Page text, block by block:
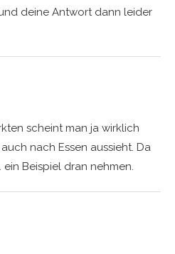
deine Antwort dann leider
scheint man ja wirklich
nach Essen aussieht. Da
Beispiel dran nehmen.